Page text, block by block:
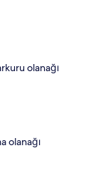
olanağı
olanağı